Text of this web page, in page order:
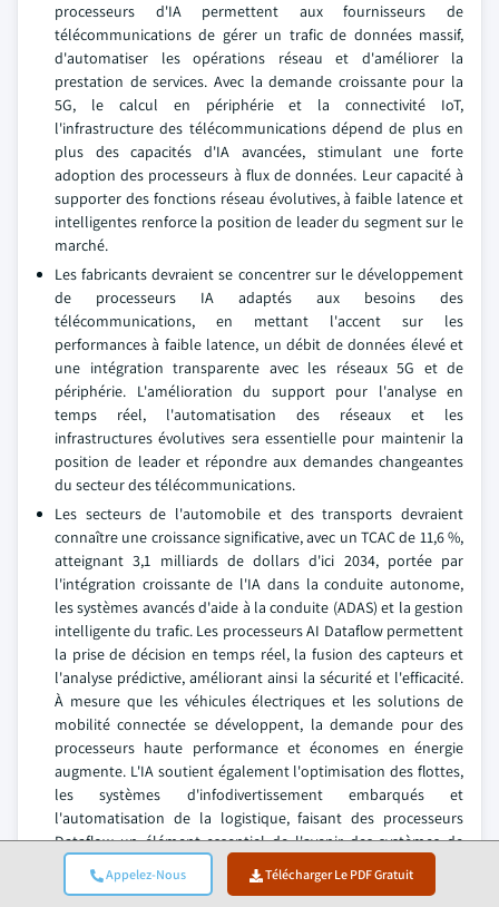
Appelez-Nous Télécharger Le PDF Gratuit
processeurs d'IA permettent aux fournisseurs de
télécommunications de gérer un trafic de données massif,
d'automatiser les opérations réseau et d'améliorer la
prestation de services. Avec la demande croissante pour la
5G, le calcul en périphérie et la connectivité IoT,
l'infrastructure des télécommunications dépend de plus en
plus des capacités d'IA avancées, stimulant une forte
adoption des processeurs à flux de données. Leur capacité à
supporter des fonctions réseau évolutives, à faible latence et
intelligentes renforce la position de leader du segment sur le
marché.
Les fabricants devraient se concentrer sur le développement
de processeurs IA adaptés aux besoins des
télécommunications, en mettant l'accent sur les
performances à faible latence, un débit de données élevé et
une intégration transparente avec les réseaux 5G et de
périphérie. L'amélioration du support pour l'analyse en
temps réel, l'automatisation des réseaux et les
infrastructures évolutives sera essentielle pour maintenir la
position de leader et répondre aux demandes changeantes
du secteur des télécommunications.
Les secteurs de l'automobile et des transports devraient
connaître une croissance significative, avec un TCAC de 11,6 %,
atteignant 3,1 milliards de dollars d'ici 2034, portée par
l'intégration croissante de l'IA dans la conduite autonome,
les systèmes avancés d'aide à la conduite (ADAS) et la gestion
intelligente du trafic. Les processeurs AI Dataflow permettent
la prise de décision en temps réel, la fusion des capteurs et
l'analyse prédictive, améliorant ainsi la sécurité et l'efficacité.
À mesure que les véhicules électriques et les solutions de
mobilité connectée se développent, la demande pour des
processeurs haute performance et économes en énergie
augmente. L'IA soutient également l'optimisation des flottes,
les systèmes d'infodivertissement embarqués et
l'automatisation de la logistique, faisant des processeurs
Dataflow un élément essentiel de l'avenir des systèmes de
transport intelligents.
Les fabricants devraient se concentrer sur le développement